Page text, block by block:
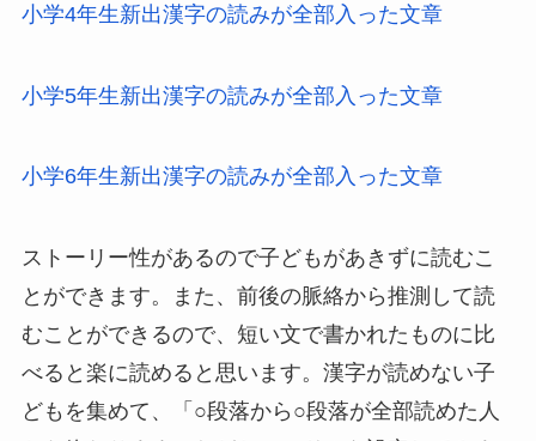
小学4年生新出漢字の読みが全部入った文章
小学5年生新出漢字の読みが全部入った文章
小学6年生新出漢字の読みが全部入った文章
ストーリー性があるので子どもがあきずに読むこ
とができます。また、前後の脈絡から推測して読
むことができるので、短い文で書かれたものに比
べると楽に読めると思います。漢字が読めない子
どもを集めて、「○段落から○段落が全部読めた人